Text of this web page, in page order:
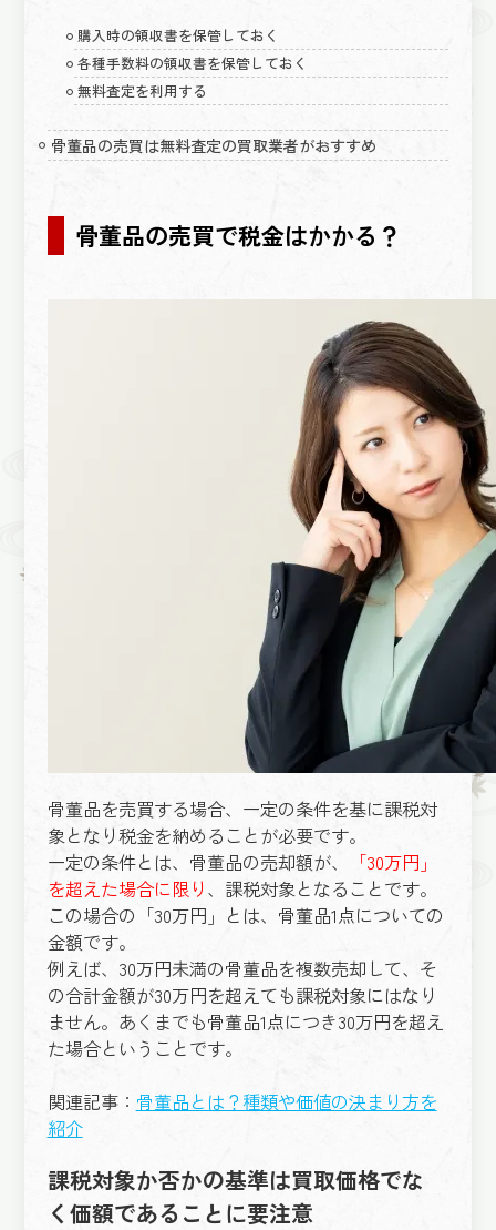
購入時の領収書を保管しておく
各種手数料の領収書を保管しておく
無料査定を利用する
骨董品の売買は無料査定の買取業者がおすすめ
骨董品の売買で税金はかかる？
骨董品を売買する場合、一定の条件を基に課税対
象となり税金を納めることが必要です。
一定の条件とは、骨董品の売却額が、
「30万円」
を超えた場合に限り 、課税対象となることです。
この場合の「30万円」とは、骨董品1点についての
金額です。
例えば、30万円未満の骨董品を複数売却して、そ
の合計金額が30万円を超えても課税対象にはなり
ません。あくまでも骨董品1点につき30万円を超え
た場合ということです。
関連記事： 骨董品とは？種類や価値の決まり方を
紹介
課税対象か否かの基準は買取価格でな
く価額であることに要注意